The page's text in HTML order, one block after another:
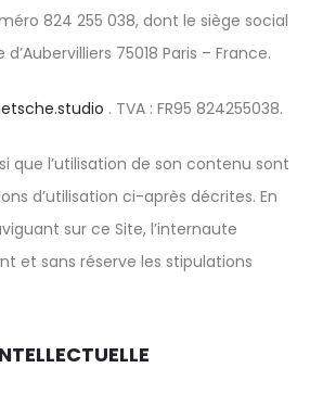
824 255 038, dont le siège social
75018 Paris – France.
. TVA : FR95 824255038.
que l’utilisation de son contenu sont
d’utilisation ci-après décrites. En
sur ce Site, l’internaute
et sans réserve les stipulations